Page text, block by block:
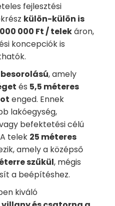
fejlesztési
külön-külön is
000 Ft / telekáron,
koncepciók is
, amely
és 5,5 méteres
enged. Ennek
lakóegység,
befektetési célú
telek 25 méteres
amely a középső
szűkül, mégis
a beépítéshez.
kiváló